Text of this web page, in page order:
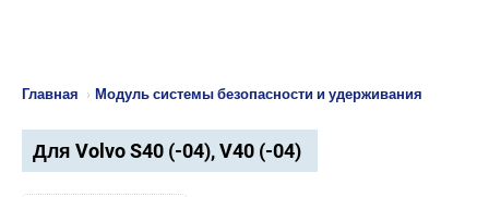
Главная › Модуль системы безопасности и удерживания
Для Volvo S40 (-04), V40 (-04)